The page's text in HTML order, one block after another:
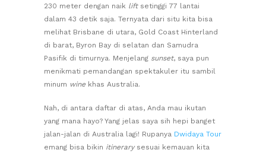
230 meter dengan naik liftsetinggi 77 lantai
dalam 43 detik saja. Ternyata dari situ kita bisa
melihat Brisbane di utara, Gold Coast Hinterland
di barat, Byron Bay di selatan dan Samudra
Pasifik di timurnya. Menjelang sunset, saya pun
menikmati pemandangan spektakuler itu sambil
minum wine khas Australia.
Nah, di antara daftar di atas, Anda mau ikutan
yang mana hayo? Yang jelas saya sih hepi banget
jalan-jalan di Australia lagi! Rupanya Dwidaya Tour
emang bisa bikin itinerarysesuai kemauan kita